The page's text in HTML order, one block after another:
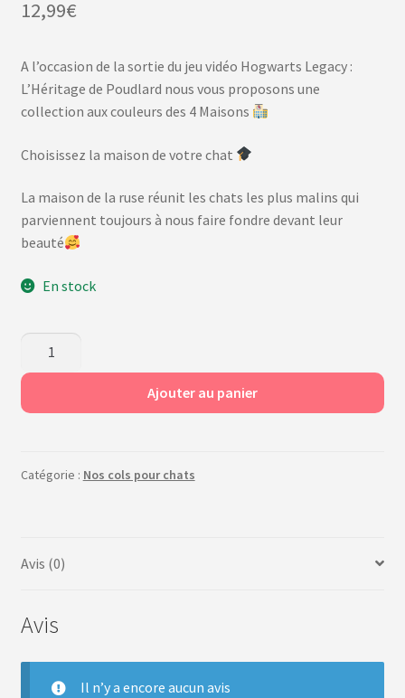
12,99€
A l’occasion de la sortie du jeu vidéo Hogwarts Legacy :
L’Héritage de Poudlard nous vous proposons une
collection aux couleurs des 4 Maisons
Choisissez la maison de votre chat
La maison de la ruse réunit les chats les plus malins qui
parviennent toujours à nous faire fondre devant leur
beauté
En stock
Ajouter au panier
Catégorie : Nos cols pour chats
Avis (0)
Avis
Il n’y a encore aucun avis